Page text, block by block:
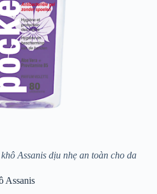
Assanis dịu nhẹ an toàn cho da
Assanis